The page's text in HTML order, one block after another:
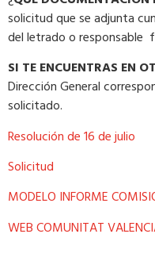
solicitud que se adjunta
del letrado o responsable
SI TE ENCUENTRAS EN
Dirección General
solicitado.
Resolución de 16 de julio
Solicitud
MODELO INFORME
WEB COMUNITAT